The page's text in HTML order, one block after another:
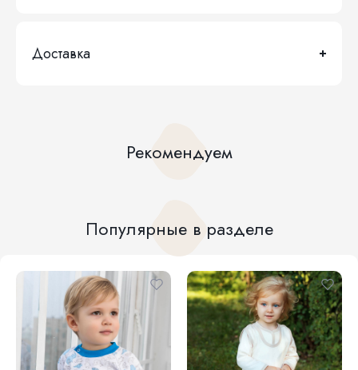
Доставка
Рекомендуем
Популярные в разделе